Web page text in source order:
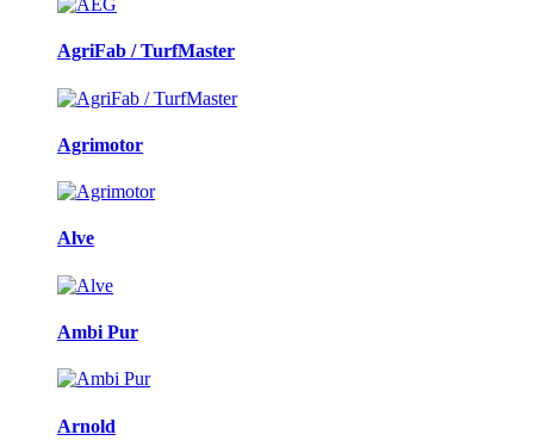
AgriFab / TurfMaster
Agrimotor
Alve
Ambi Pur
Arnold